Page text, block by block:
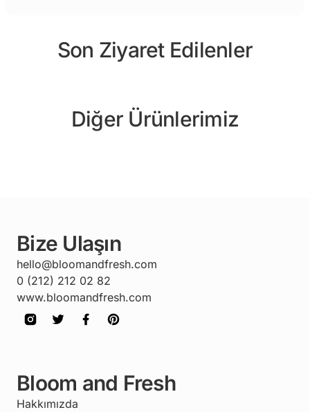
Son Ziyaret Edilenler
Diğer Ürünlerimiz
Bize Ulaşın
hello@bloomandfresh.com
0 (212) 212 02 82
www.bloomandfresh.com
Bloom and Fresh
Hakkımızda